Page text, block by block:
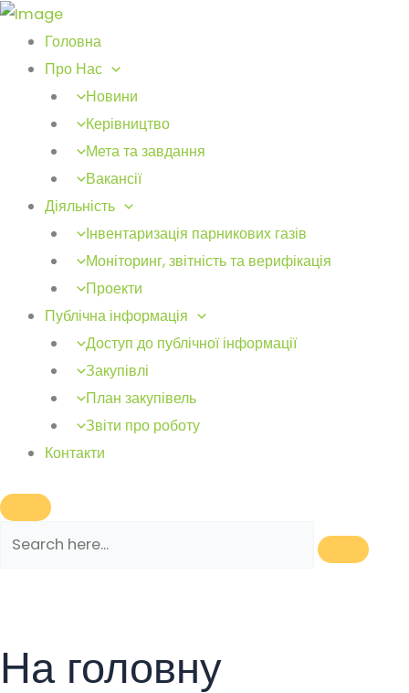
Головна
Про Нас
Новини
Керівництво
Мета та завдання
Вакансії
Діяльність
Інвентаризація парникових газів
Моніторинг, звітність та верифікація
Проекти
Публічна інформація
Доступ до публічної інформації
Закупівлі
План закупівель
Звіти про роботу
Контакти
На головну